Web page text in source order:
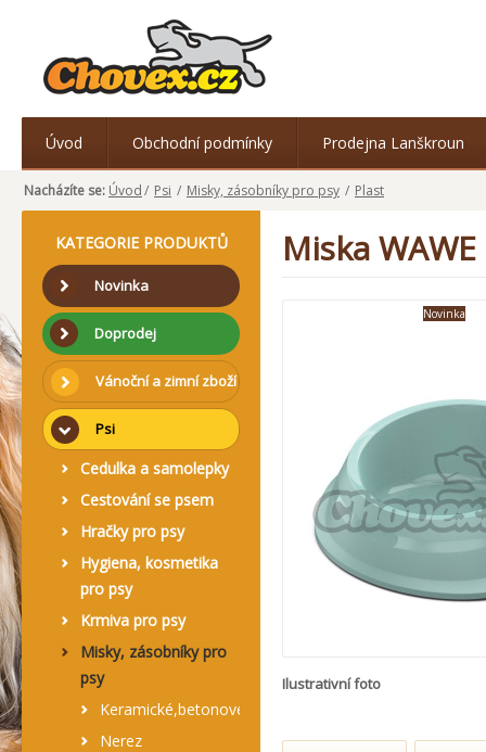
Úvod Obchodní podmínky Prodejna Lanškroun
Nacházíte se: Úvod/ Psi / Misky, zásobníky pro psy / Plast
KATEGORIE PRODUKTŮ
Novinka
Doprodej
Vánoční a zimní zboží
Psi
Cedulka a samolepky
Cestování se psem
Hračky pro psy
Hygiena, kosmetika
pro psy
Krmiva pro psy
Misky, zásobníky pro
psy
Keramické,betonové
Nerez
Miska
Novinka
Ilustrativní foto